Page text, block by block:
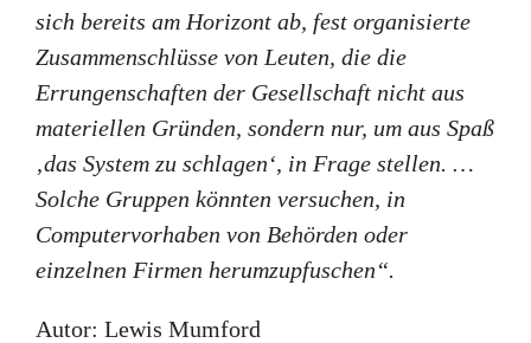
sich bereits am Horizont ab, fest organisierte
Zusammenschlüsse von Leuten, die die
Errungenschaften der Gesellschaft nicht aus
materiellen Gründen, sondern nur, um aus Spaß
‚das System zu schlagen‘, in Frage stellen. …
Solche Gruppen könnten versuchen, in
Computervorhaben von Behörden oder
einzelnen Firmen herumzupfuschen“.
Autor: Lewis Mumford